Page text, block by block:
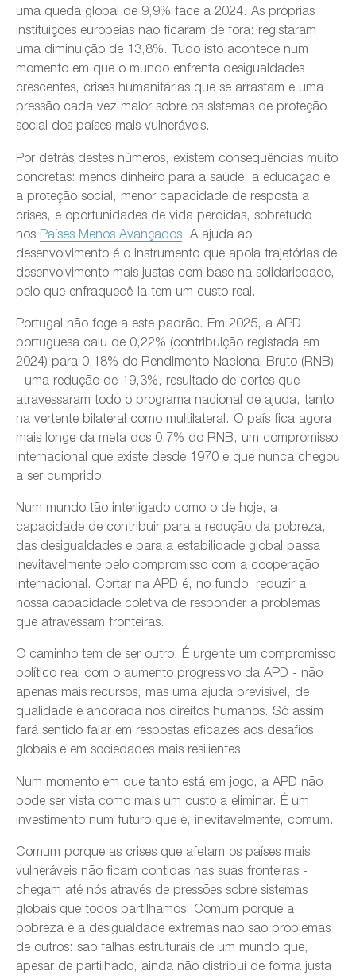
uma queda global de 9,9% face a 2024. As próprias
instituições europeias não ficaram de fora: registaram
uma diminuição de 13,8%. Tudo isto acontece num
momento em que o mundo enfrenta desigualdades
crescentes, crises humanitárias que se arrastam e uma
pressão cada vez maior sobre os sistemas de proteção
social dos países mais vulneráveis.
Por detrás destes números, existem consequências muito
concretas: menos dinheiro para a saúde, a educação e
a proteção social, menor capacidade de resposta a
crises, e oportunidades de vida perdidas, sobretudo
nos Países Menos Avançados . A ajuda ao
desenvolvimento é o instrumento que apoia trajetórias de
desenvolvimento mais justas com base na solidariedade,
pelo que enfraquecê-la tem um custo real.
Portugal não foge a este padrão. Em 2025, a APD
portuguesa caiu de 0,22% (contribuição registada em
2024) para 0,18% do Rendimento Nacional Bruto (RNB)
- uma redução de 19,3%, resultado de cortes que
atravessaram todo o programa nacional de ajuda, tanto
na vertente bilateral como multilateral. O país fica agora
mais longe da meta dos 0,7% do RNB, um compromisso
internacional que existe desde 1970 e que nunca chegou
a ser cumprido.
Num mundo tão interligado como o de hoje, a
capacidade de contribuir para a redução da pobreza,
das desigualdades e para a estabilidade global passa
inevitavelmente pelo compromisso com a cooperação
internacional. Cortar na APD é, no fundo, reduzir a
nossa capacidade coletiva de responder a problemas
que atravessam fronteiras.
O caminho tem de ser outro. É urgente um compromisso
político real com o aumento progressivo da APD - não
apenas mais recursos, mas uma ajuda previsível, de
qualidade e ancorada nos direitos humanos. Só assim
fará sentido falar em respostas eficazes aos desafios
globais e em sociedades mais resilientes.
Num momento em que tanto está em jogo, a APD não
pode ser vista como mais um custo a eliminar. É um
investimento num futuro que é, inevitavelmente, comum.
Comum porque as crises que afetam os países mais
vulneráveis não ficam contidas nas suas fronteiras -
chegam até nós através de pressões sobre sistemas
globais que todos partilhamos. Comum porque a
pobreza e a desigualdade extremas não são problemas
de outros: são falhas estruturais de um mundo que,
apesar de partilhado, ainda não distribui de forma justa